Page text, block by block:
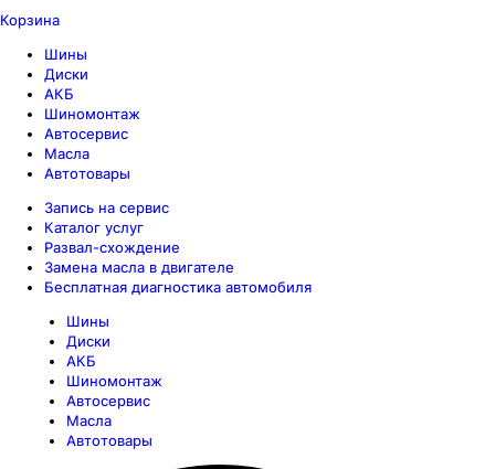
Корзина
Шины
Диски
АКБ
Шиномонтаж
Автосервис
Масла
Автотовары
Запись на сервис
Каталог услуг
Развал-схождение
Замена масла в двигателе
Бесплатная диагностика автомобиля
Шины
Диски
АКБ
Шиномонтаж
Автосервис
Масла
Автотовары